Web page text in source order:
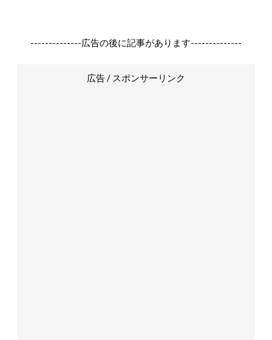
--------------広告の後に記事があります--------------
広告 / スポンサーリンク